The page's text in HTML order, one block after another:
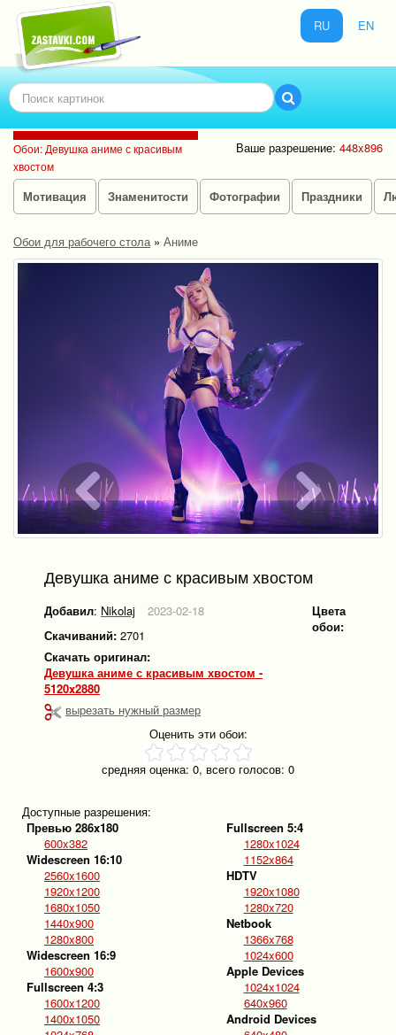
RU EN
Обои: Девушка аниме с красивым
хвостом
Ваше разрешение: 448x896
Мотивация Знаменитости Фотографии Праздники
Обои для рабочего стола» Аниме
Девушка аниме с красивым хвостом
Добавил: Nikolaj
2023-02-18
Скачиваний: 2701
Скачать оригинал:
Девушка аниме с красивым хвостом -
5120x2880
вырезать нужный размер
Цвета
обои:
Оценить эти обои:
средняя оценка: 0, всего голосов: 0
Доступные разрешения:
Превью 286x180
600x382
Widescreen 16:10
2560x1600
1920x1200
1680x1050
1440x900
1280x800
Widescreen 16:9
1600x900
Fullscreen 4:3
1600x1200
1400x1050
Fullscreen 5:4
1280x1024
1152x864
HDTV
1920x1080
1280x720
Netbook
1366x768
1024x600
Apple Devices
1024x1024
640x960
Android Devices